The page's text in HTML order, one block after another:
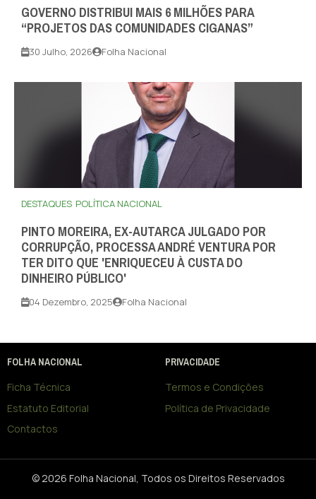
GOVERNO DISTRIBUI MAIS 6 MILHÕES PARA
“PROJETOS DAS COMUNIDADES CIGANAS”
30 Julho, 2026 Folha Nacional
DESTAQUES POLÍTICA NACIONAL
PINTO MOREIRA, EX-AUTARCA JULGADO POR
CORRUPÇÃO, PROCESSA ANDRÉ VENTURA POR
TER DITO QUE 'ENRIQUECEU À CUSTA DO
DINHEIRO PÚBLICO'
04 Dezembro, 2025 Folha Nacional
FOLHA NACIONAL
Ficha Técnica
Estatuto Editorial
Contactos
PRIVACIDADE
Termos e Condições
Política de Privacidade
© 2026 Folha Nacional, Todos os Direitos Reservados